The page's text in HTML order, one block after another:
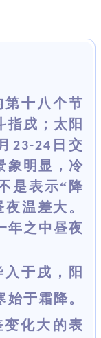
第十八个节
指戌 ；太阳
月 23-24 日交
象明显，冷
是表示“降
温差大。
年之中昼夜
于戌，阳
于霜降。
化大的表